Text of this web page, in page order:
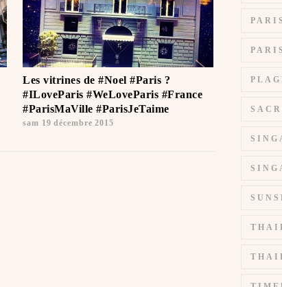
Les vitrines de #Noel #Paris ?
#ILoveParis #WeLoveParis #France
#ParisMaVille #ParisJeTaime ️
sam 19 décembre 2015